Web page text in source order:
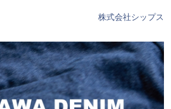
株式会社シップス